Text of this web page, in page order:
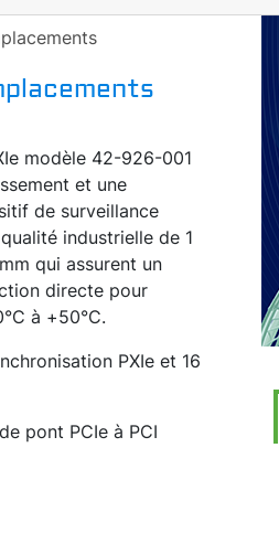
modèle 42-926-001
et une
de surveillance
industrielle de 1
qui assurent un
directe pour
à +50°C.
PXIe et 16
pont PCIe à PCI